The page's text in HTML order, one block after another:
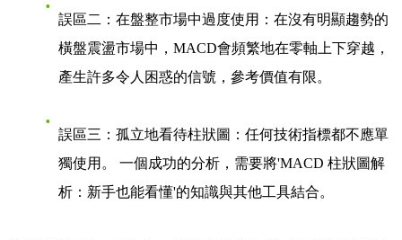
誤區二：在盤整市場中過度使用 ：在沒有明顯趨勢的
橫盤震盪市場中，MACD會頻繁地在零軸上下穿越，
產生許多令人困惑的信號，參考價值有限。
誤區三：孤立地看待柱狀圖 ：任何技術指標都不應單
獨使用。 一個成功的分析，需要將'MACD 柱狀圖解
析：新手也能看懂'的知識與其他工具結合。